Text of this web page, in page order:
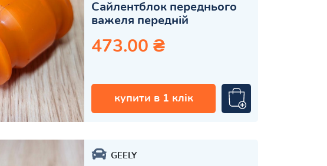
Сайлентблок переднього
важеля передній
473.00 ₴
купити в 1 клік
GEELY